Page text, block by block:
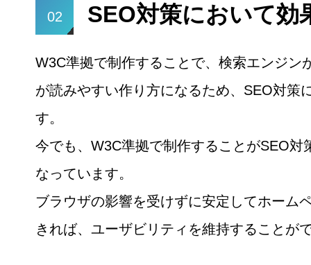
02 SEO対策において効
W3C準拠で制作することで、検索エンジン
が読みやすい作り方になるため、SEO対策
す。
今でも、W3C準拠で制作することがSEO対
なっています。
ブラウザの影響を受けずに安定してホーム
きれば、ユーザビリティを維持することが